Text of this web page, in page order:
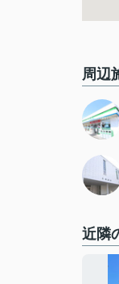
周辺
近隣